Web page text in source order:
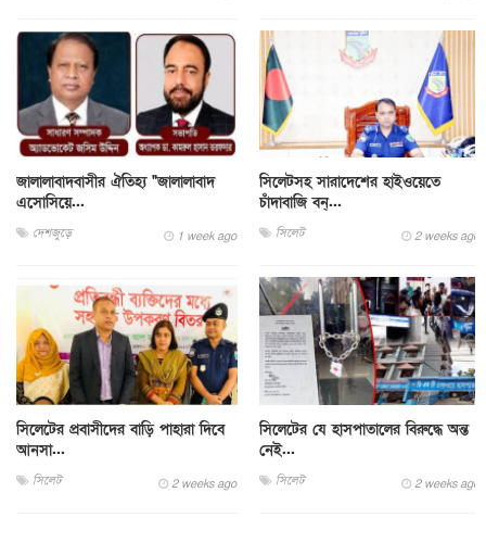
জালালাবাদবাসীর ঐতিহ্য "জালালাবাদ
এসোসিয়ে...
দেশজুড়ে 1 week ago
সিলেটসহ সারাদেশের হাইওয়েতে
চাঁদাবাজি বন্...
সিলেট 2 weeks ago
সিলেটের প্রবাসীদের বাড়ি পাহারা দিবে
আনসা...
সিলেট 2 weeks ago
সিলেটের যে হাসপাতালের বিরুদ্ধে অন্ত
নেই...
সিলেট 2 weeks ago